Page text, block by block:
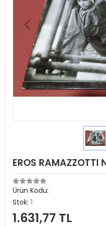
EROS RAMAZZOTTI
Ürün Kodu:
Stok: 1
1.631,77 TL